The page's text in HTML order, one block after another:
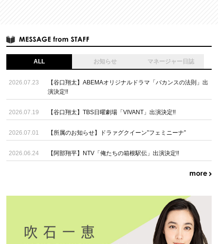
ALL お知らせ マネージャー日誌
2026.07.23
【谷口翔太】ABEMAオリジナルドラマ「バカンスの法則」出
演決定!!
2026.07.19 【谷口翔太】TBS日曜劇場「VIVANT」出演決定!!
2026.07.01 【所属のお知らせ】ドラァグクイーン”フェミニーナ”
2026.06.24 【阿部翔平】NTV「俺たちの箱根駅伝」出演決定!!